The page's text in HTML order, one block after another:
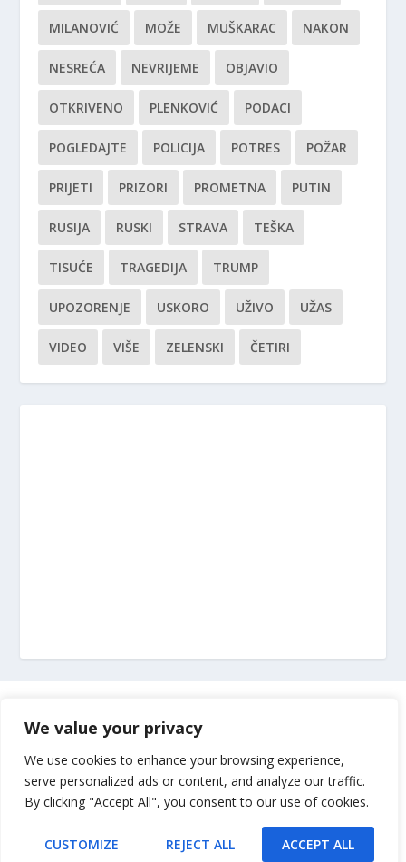
We value your privacy
We use cookies to enhance your browsing experience,
serve personalized ads or content, and analyze our traffic.
By clicking "Accept All", you consent to our use of cookies.
CUSTOMIZE REJECT ALL ACCEPT ALL
MILANOVIĆ MOŽE MUŠKARAC NAKON
NESREĆA NEVRIJEME OBJAVIO
OTKRIVENO PLENKOVIĆ PODACI
POGLEDAJTE POLICIJA POTRES POŽAR
PRIJETI PRIZORI PROMETNA PUTIN
RUSIJA RUSKI STRAVA TEŠKA
TISUĆE TRAGEDIJA TRUMP
UPOZORENJE USKORO UŽIVO UŽAS
VIDEO VIŠE ZELENSKI ČETIRI
Impressum
Uvjeti korištenja
Kontakt